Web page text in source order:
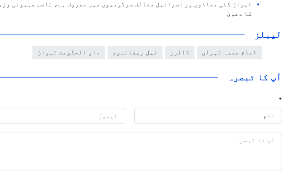
ایران کئی محاذوں پر اسرائیل مخالف سرگرمیوں میں مصروف ہے، غاصب صہیونی
کا دعویٰ
لیبلز
امام جمعہ تہران ڈالرز تیل ریفائنری دار الحکومت تہران
آپ کا تبصرہ